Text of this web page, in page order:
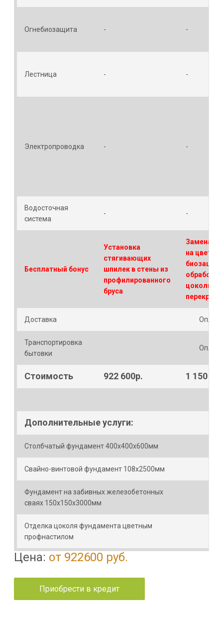
Огнебиозащита - -
Лестница - -
Электропроводка - -
Водосточная
система
- -
Бесплатный бонус
Установка
стягивающих
шпилек в стены из
профилированного
бруса
Замена
на
обработка
Доставка
Транспортировка
бытовки
Стоимость 922 600р. 1 150
Дополнительные услуги:
Столбчатый фундамент 400х400х600мм
Свайно-винтовой фундамент 108х2500мм
Фундамент на забивных железобетонных
сваях 150х150х3000мм
Отделка цоколя фундамента цветным
профнастилом
Цена: от 922600 руб.
Приобрести в кредит